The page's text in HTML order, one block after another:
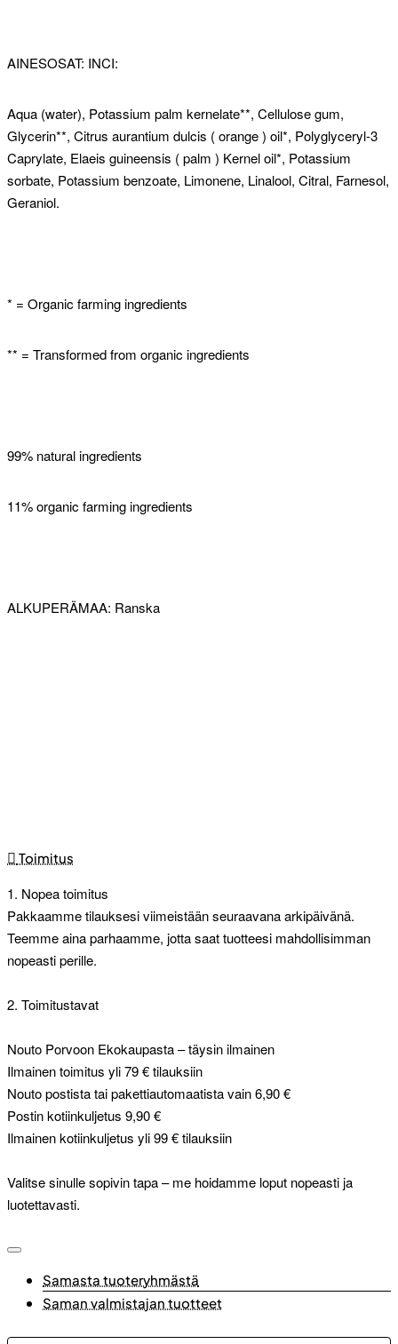
AINESOSAT: INCI:
Aqua (water), Potassium palm kernelate**, Cellulose gum,
Glycerin**, Citrus aurantium dulcis ( orange ) oil*, Polyglyceryl-3
Caprylate, Elaeis guineensis ( palm ) Kernel oil*, Potassium
sorbate, Potassium benzoate, Limonene, Linalool, Citral, Farnesol,
Geraniol.
* = Organic farming ingredients
** = Transformed from organic ingredients
99% natural ingredients
11% organic farming ingredients
ALKUPERÄMAA: Ranska
Toimitus
1. Nopea toimitus
Pakkaamme tilauksesi viimeistään seuraavana arkipäivänä.
Teemme aina parhaamme, jotta saat tuotteesi mahdollisimman
nopeasti perille.
2. Toimitustavat
Nouto Porvoon Ekokaupasta – täysin ilmainen
Ilmainen toimitus yli 79 € tilauksiin
Nouto postista tai pakettiautomaatista vain 6,90 €
Postin kotiinkuljetus 9,90 €
Ilmainen kotiinkuljetus yli 99 € tilauksiin
Valitse sinulle sopivin tapa – me hoidamme loput nopeasti ja
luotettavasti.
Samasta tuoteryhmästä
Saman valmistajan tuotteet